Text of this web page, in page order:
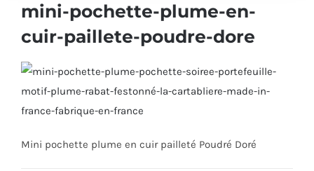
mini-pochette-plume-en-
cuir-paillete-poudre-dore
Mini pochette plume en cuir pailleté Poudré Doré